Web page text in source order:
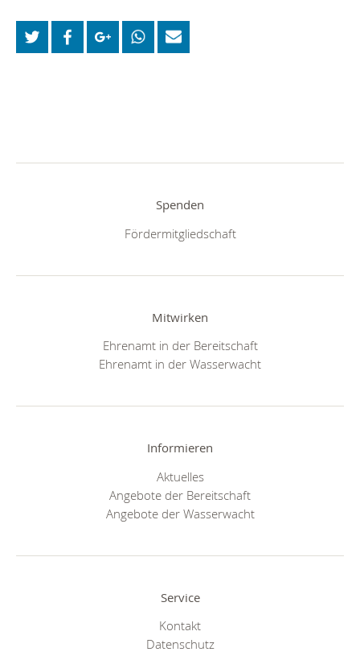
Spenden
Fördermitgliedschaft
Mitwirken
Ehrenamt in der Bereitschaft
Ehrenamt in der Wasserwacht
Informieren
Aktuelles
Angebote der Bereitschaft
Angebote der Wasserwacht
Service
Kontakt
Datenschutz